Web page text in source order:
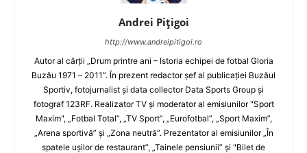
Andrei Pițigoi
http://www.andreipitigoi.ro
Autor al cărţii „Drum printre ani – Istoria echipei de fotbal Gloria
Buzău 1971 – 2011”. În prezent redactor şef al publicaţiei Buzăul
Sportiv, fotojurnalist şi data collector Data Sports Group şi
fotograf 123RF. Realizator TV şi moderator al emisiunilor "Sport
Maxim", „Fotbal Total”, „TV Sport”, „Eurofotbal”, „Sport Maxim”,
„Arena sportivă” şi „Zona neutră”. Prezentator al emisiunilor „În
spatele uşilor de restaurant”, „Tainele pensiunii” şi "Bilet de